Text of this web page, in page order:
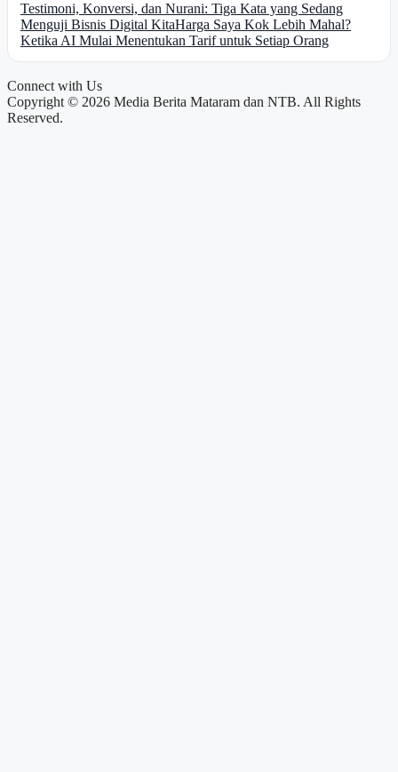
Testimoni, Konversi, dan Nurani: Tiga Kata yang Sedang
Menguji Bisnis Digital KitaHarga Saya Kok Lebih Mahal?
Ketika AI Mulai Menentukan Tarif untuk Setiap Orang
Connect with Us
Copyright © 2026 Media Berita Mataram dan NTB. All Rights
Reserved.